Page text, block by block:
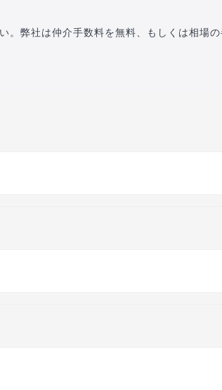
。弊社は仲介手数料を無料、もしくは相場の